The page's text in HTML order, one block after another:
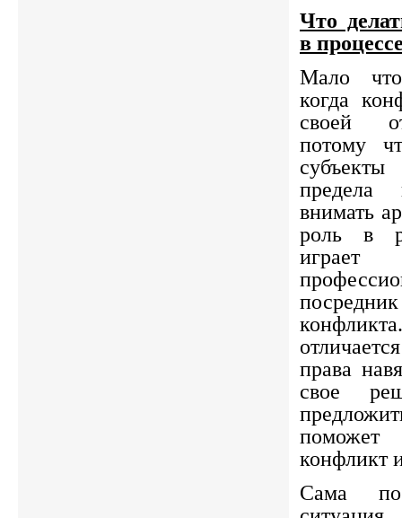
Что
в
Мало
когда
своей
потому
внимать
роль в
права
свое
поможет
конфликт
Сама